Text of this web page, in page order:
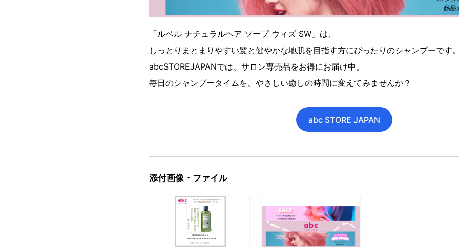
「ルベル ナチュラルヘア ソープ ウィズ SW」は、
しっとりまとまりやすい髪と健やかな地肌を目指す方にぴったりのシャンプーです
abcSTOREJAPANでは、サロン専売品をお得にお届け中。
毎日のシャンプータイムを、やさしい癒しの時間に変えてみませんか？
abc STORE JAPAN
添付画像・ファイル